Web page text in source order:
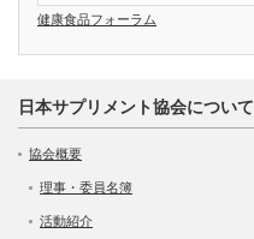
健康食品フォーラム
日本サプリメント協会について
協会概要
理事・委員名簿
活動紹介